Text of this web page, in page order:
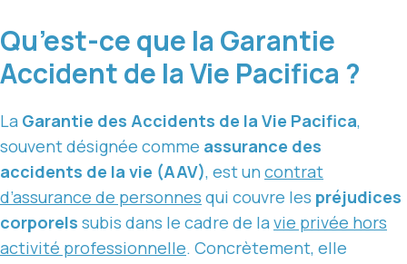
Qu’est-ce que la Garantie
Accident de la Vie Pacifica ?
La Garantie des Accidents de la Vie Pacifica,
souvent désignée comme assurance des
accidents de la vie (AAV), est un contrat
d’assurance de personnes qui couvre les préjudices
corporels subis dans le cadre de la vie privée hors
activité professionnelle. Concrètement, elle